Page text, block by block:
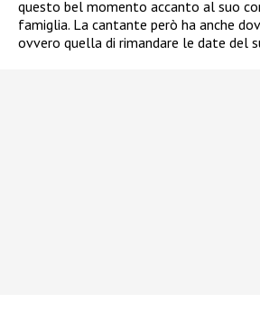
questo bel momento accanto al suo
famiglia. La cantante però ha anche
ovvero quella di rimandare le date del